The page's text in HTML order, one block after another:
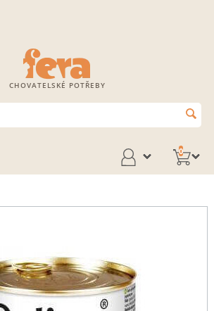
CHOVATELSKÉ POTŘEBY
0